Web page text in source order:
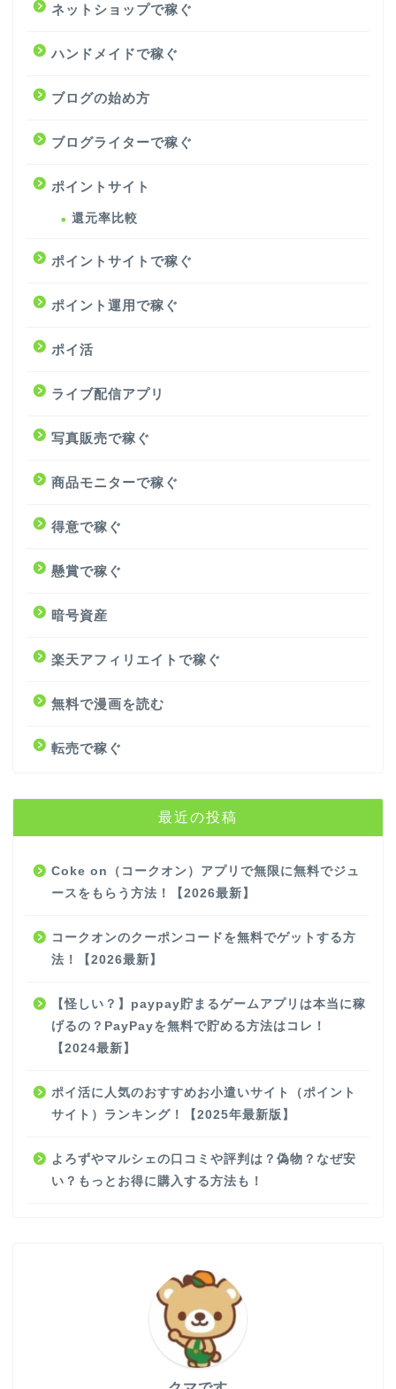
ネットショップで稼ぐ
ハンドメイドで稼ぐ
ブログの始め方
ブログライターで稼ぐ
ポイントサイト
還元率比較
ポイントサイトで稼ぐ
ポイント運用で稼ぐ
ポイ活
ライブ配信アプリ
写真販売で稼ぐ
商品モニターで稼ぐ
得意で稼ぐ
懸賞で稼ぐ
暗号資産
楽天アフィリエイトで稼ぐ
無料で漫画を読む
転売で稼ぐ
最近の投稿
Coke on（コークオン）アプリで無限に無料でジュ
ースをもらう方法！【2026最新】
コークオンのクーポンコードを無料でゲットする方
法！【2026最新】
【怪しい？】paypay貯まるゲームアプリは本当に稼
げるの？PayPayを無料で貯める方法はコレ！
【2024最新】
ポイ活に人気のおすすめお小遣いサイト（ポイント
サイト）ランキング！【2025年最新版】
よろずやマルシェの口コミや評判は？偽物？なぜ安
い？もっとお得に購入する方法も！